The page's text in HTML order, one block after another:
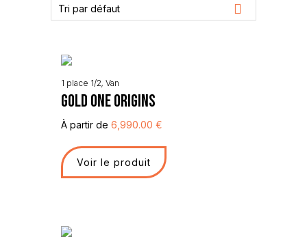
Tri par défaut
1 place 1/2, Van
GOLD ONE ORIGINS
À partir de 6,990.00 €
Voir le produit